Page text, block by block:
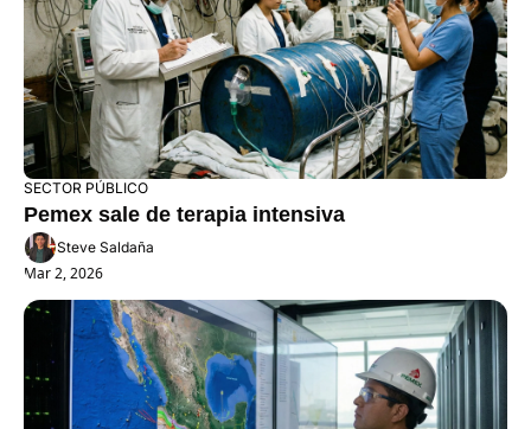
SECTOR PÚBLICO
Pemex sale de terapia intensiva
Steve Saldaña
Mar 2, 2026